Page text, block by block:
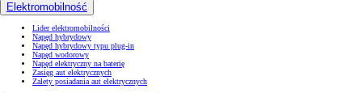
Elektromobilność
Lider elektromobilności
Napęd hybrydowy
Napęd hybrydowy typu plug-in
Napęd wodorowy
Napęd elektryczny na baterię
Zasięg aut elektrycznych
Zalety posiadania aut elektrycznych